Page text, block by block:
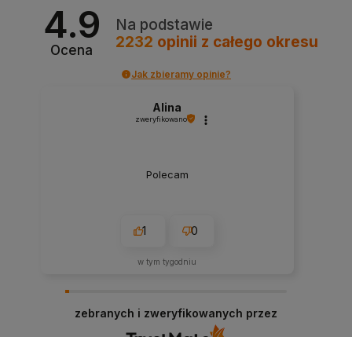
4.9
Ocena
Na podstawie
2232 opinii z całego okresu
Jak zbieramy opinie?
Alina
zweryfikowano
Polecam
1 0
w tym tygodniu
zebranych i zweryfikowanych przez